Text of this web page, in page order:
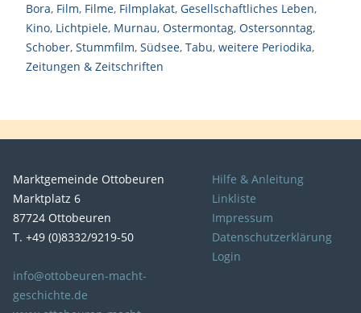
Bora, Film, Filme, Filmplakat, Gesellschaftliches Leben,
Kino, Lichtpiele, Murnau, Ostermontag, Ostersonntag,
Schober, Stummfilm, Südsee, Tabu, weitere Periodika,
Zeitungen & Zeitschriften
Marktgemeinde Ottobeuren
Marktplatz 6
87724 Ottobeuren
T. +49 (0)8332/9219-50
info@ottobeuren-macht-
geschichte.de
Hilfe & Anleitung
Linkliste
Impressum
Datenschutzerklärung
Login